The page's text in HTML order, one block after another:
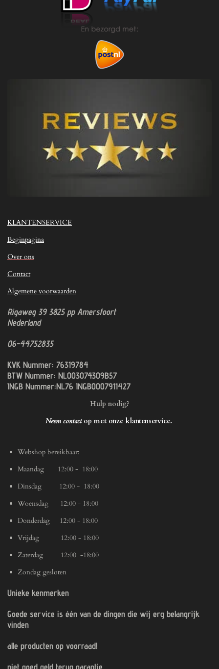
KLANTENSERVICE
Beginpagina
Over ons
Contact
Algemene voorwaarden
Rigaweg 39 3825 ppAmersfoort
Nederland
06-44752835
KVK Nummer: 76319784
BTW Nummer: NL003074309B57
INGB Nummer:NL76 INGB0007911427
Hulp nodig?
Neem contactop met onze klantenservice.
Webshop bereikbaar:
Maandag 12:00 - 18:00
Dinsdag 12:00 - 18:00
Woensdag 12:00 - 18:00
Donderdag 12:00 - 18:00
Vrijdag 12:00 - 18:00
Zaterdag 12:00 -18:00
Zondag gesloten
Unieke kenmerken
Goede service is één van de dingen die wij erg belangrijk
vinden
alle producten op voorraad!